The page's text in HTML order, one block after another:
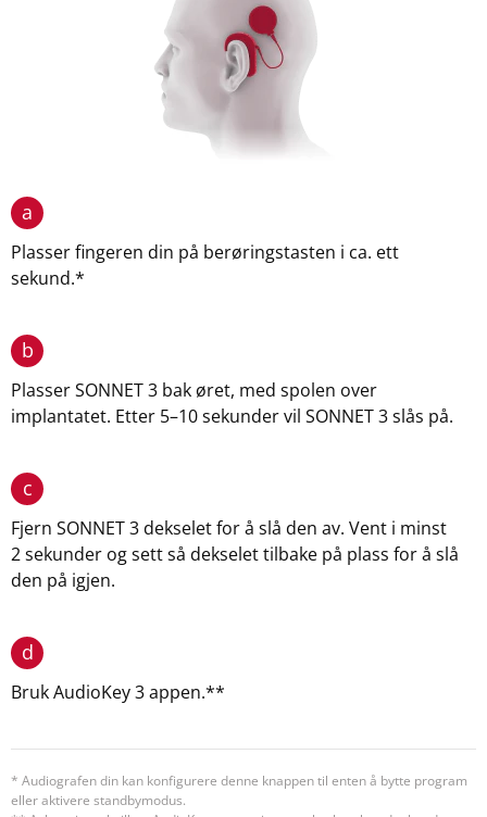
a
Plasser fingeren din på berøringstasten i ca. ett
sekund.*
b
Plasser SONNET 3 bak øret, med spolen over
implantatet. Etter 5–10 sekunder vil SONNET 3 slås på.
c
Fjern SONNET 3 dekselet for å slå den av. Vent i minst
2 sekunder og sett så dekselet tilbake på plass for å slå
den på igjen.
d
Bruk AudioKey 3 appen.**
* Audiografen din kan konfigurere denne knappen til enten å bytte program
eller aktivere standbymodus.